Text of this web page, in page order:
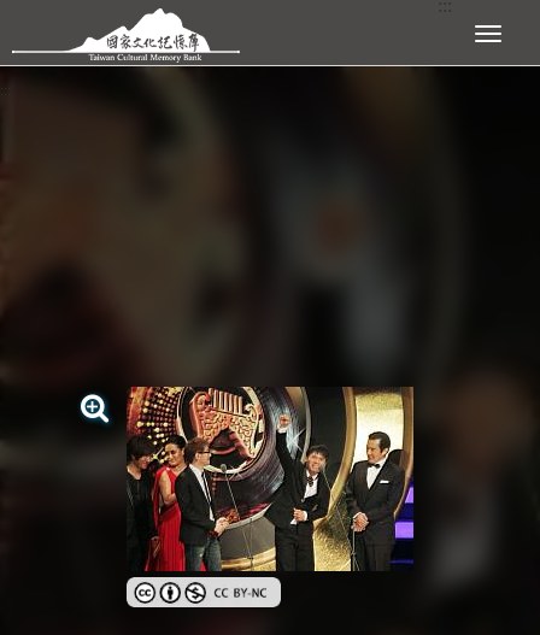
跳到主要內容區塊 展開選單
:::
創用CC姓名標示-非商業性 3.0 台灣及其後版本